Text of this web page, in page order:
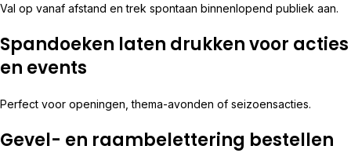
Val op vanaf afstand en trek spontaan binnenlopend publiek aan.
Spandoeken laten drukken voor acties
en events
Perfect voor openingen, thema-avonden of seizoensacties.
Gevel- en raambelettering bestellen